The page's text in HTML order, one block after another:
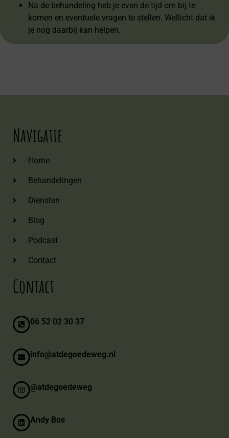
Na de behandeling heb je even de tijd om bij te
komen en eventuele vragen te stellen. Wellicht dat ik
je nog daarbij kan helpen.
Navigatie
Home
Behandelingen
Diensten
Blog
Podcast
Contact
Contact
06 52 02 30 37
info@atdegoedeweg.nl
@atdegoedeweg
Andy Bos